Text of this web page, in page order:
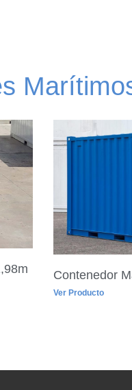
Contenedor
Ver Producto